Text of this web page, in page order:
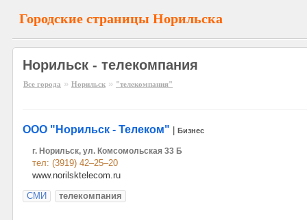
Городские страницы Норильска
Норильск - телекомпания
Все города » Норильск » "телекомпания"
ООО "Норильск - Телеком" Бизнес
г. Норильск, ул. Комсомольская 33 Б
тел: (3919) 42–25–20
www.norilsktelecom.ru
СМИ
телекомпания